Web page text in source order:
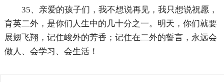
35、亲爱的孩子们，我不想说再见，我只想说祝愿，
育英二外，是你们人生中的几十分之一。明天，你们就要
展翅飞翔，记住峻外的芳香；记住在二外的誓言，永远会
做人、会学习、会生活！